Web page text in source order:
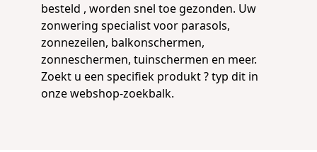
besteld , worden snel toe gezonden. Uw
zonwering specialist voor parasols,
zonnezeilen, balkonschermen,
zonneschermen, tuinschermen en meer.
Zoekt u een specifiek produkt ? typ dit in
onze webshop-zoekbalk.